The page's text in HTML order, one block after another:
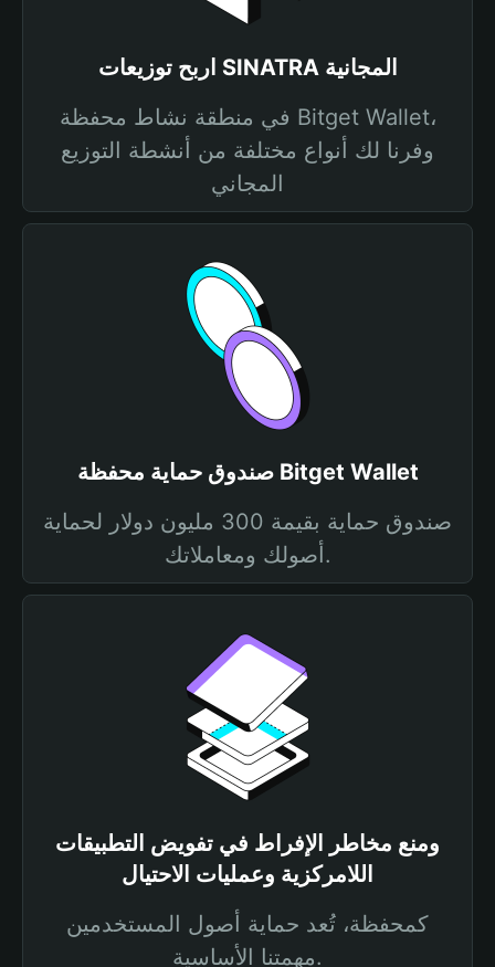
اربح توزيعات SINATRA المجانية
في منطقة نشاط محفظة Bitget Wallet،
وفرنا لك أنواع مختلفة من أنشطة التوزيع
المجاني
صندوق حماية محفظة Bitget Wallet
صندوق حماية بقيمة 300 مليون دولار لحماية
أصولك ومعاملاتك.
ومنع مخاطر الإفراط في تفويض التطبيقات
اللامركزية وعمليات الاحتيال
كمحفظة، تُعد حماية أصول المستخدمين
مهمتنا الأساسية.